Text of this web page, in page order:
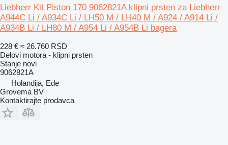
Liebherr Kit Piston 170 9062821A klipni prsten za Liebherr
A944C Li / A934C Li / LH50 M / LH40 M / A924 / A914 Li /
A934B Li / LH80 M / A954 Li / A954B Li bagera
228 € ≈ 26.760 RSD
Delovi motora - klipni prsten
Stanje novi
9062821A
Holandija, Ede
Grovema BV
Kontaktirajte prodavca